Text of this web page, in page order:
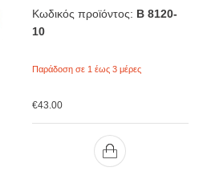
Κωδικός προϊόντος: Β 8120-
10
Παράδοση σε 1 έως 3 μέρες
€43.00